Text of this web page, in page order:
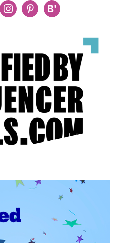
instagrampinterestbloglovin